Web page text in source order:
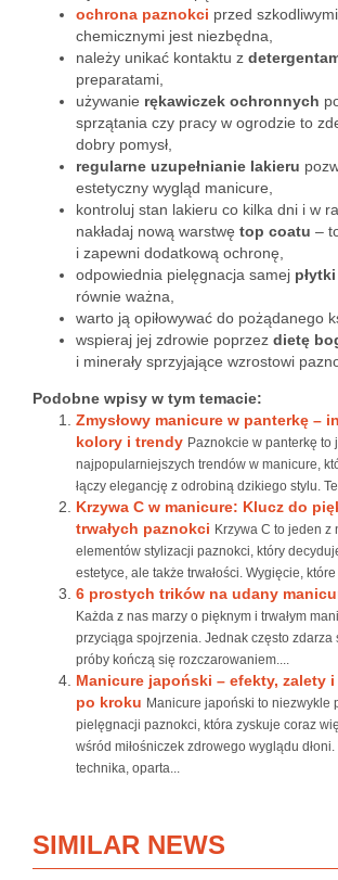
ochrona paznokci przed
chemicznymi jest niezbędna,
należy unikać kontaktu z
preparatami,
używanie rękawiczek ochronnych
sprzątania czy pracy w ogrodzie to
dobry pomysł,
regularne uzupełnianie lakieru
estetyczny wygląd manicure,
kontroluj stan lakieru co kilka dni i w
nakładaj nową warstwę top coatu –
i zapewni dodatkową ochronę,
odpowiednia pielęgnacja samej
równie ważna,
warto ją opiłowywać do pożądanego
wspieraj jej zdrowie poprzez dietę
i minerały sprzyjające wzrostowi
Podobne wpisy w tym temacie:
Zmysłowy manicure w panterkę –
kolory i trendy Paznokcie w panterkę to
najpopularniejszych trendów w manicure,
łączy elegancję z odrobiną dzikiego stylu.
Krzywa C w manicure: Klucz do
trwałych paznokci Krzywa C to jeden z
elementów stylizacji paznokci, który
estetyce, ale także trwałości. Wygięcie,
6 prostych trików na udany
Każda z nas marzy o pięknym i trwałym
przyciąga spojrzenia. Jednak często zdarza
próby kończą się rozczarowaniem....
Manicure japoński – efekty, zalety
po kroku Manicure japoński to niezwykle
pielęgnacji paznokci, która zyskuje coraz
wśród miłośniczek zdrowego wyglądu
technika, oparta...
SIMILAR NEWS